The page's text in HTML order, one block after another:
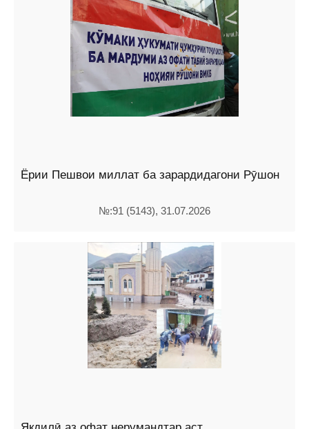
Ёрии Пешвои миллат ба зарардидагони Рӯшон
№:91 (5143), 31.07.2026